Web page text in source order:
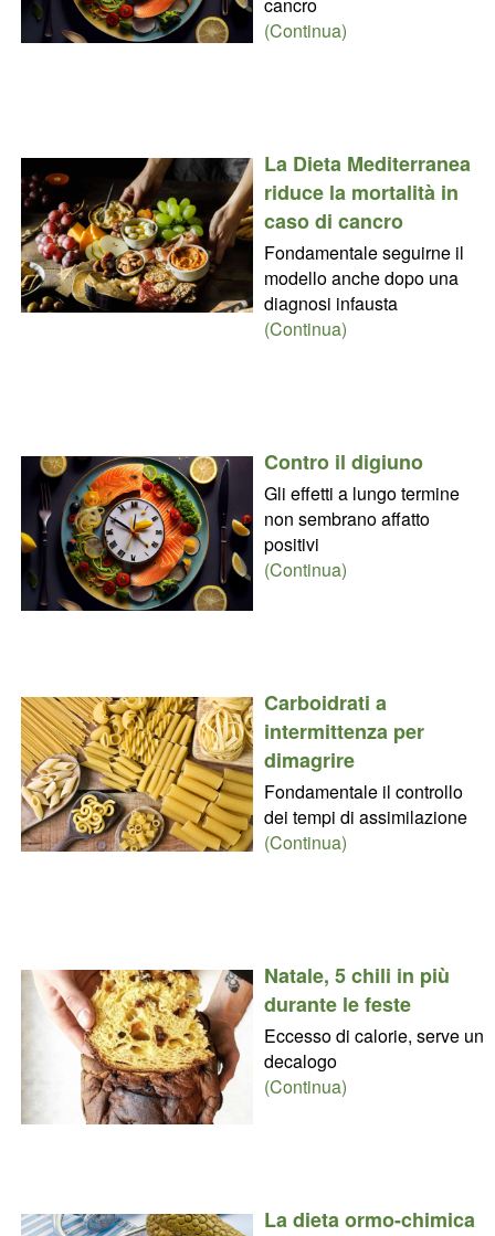
(Continua)
La Dieta Mediterranea
riduce la mortalità in
caso di cancro
Fondamentale seguirne il
modello anche dopo una
diagnosi infausta
(Continua)
Contro il digiuno
Gli effetti a lungo termine
non sembrano affatto
positivi
(Continua)
Carboidrati a
intermittenza per
dimagrire
Fondamentale il controllo
dei tempi di assimilazione
(Continua)
Natale, 5 chili in più
durante le feste
Eccesso di calorie, serve un
decalogo
(Continua)
La dieta ormo-chimica